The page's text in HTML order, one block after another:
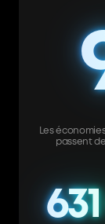
Les
passent de